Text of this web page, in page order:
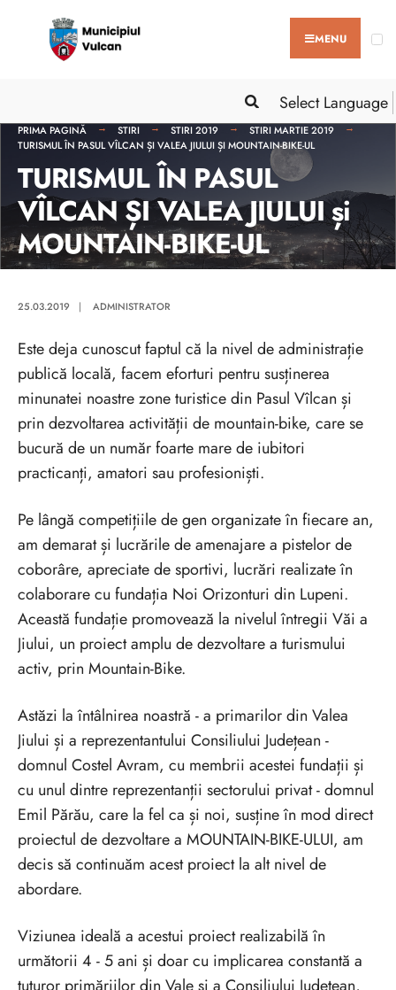
MENU
Select Language
PRIMA PAGINĂ STIRI STIRI 2019
STIRI MARTIE 2019
TURISMUL ÎN PASUL VÎLCAN ȘI VALEA JIULUI ȘI MOUNTAIN-BIKE-UL
TURISMUL ÎN PASUL
VÎLCAN ȘI VALEA JIULUI și
MOUNTAIN-BIKE-UL
25.03.2019 | ADMINISTRATOR
Este deja cunoscut faptul că la nivel de administrație
publică locală, facem eforturi pentru susținerea
minunatei noastre zone turistice din Pasul Vîlcan și
prin dezvoltarea activității de mountain-bike, care se
bucură de un număr foarte mare de iubitori
practicanți, amatori sau profesioniști.
Pe lângă competițiile de gen organizate în fiecare an,
am demarat și lucrările de amenajare a pistelor de
coborâre, apreciate de sportivi, lucrări realizate în
colaborare cu fundația Noi Orizonturi din Lupeni.
Această fundație promovează la nivelul întregii Văi a
Jiului, un proiect amplu de dezvoltare a turismului
activ, prin Mountain-Bike.
Astăzi la întâlnirea noastră - a primarilor din Valea
Jiului și a reprezentantului Consiliului Județean -
domnul Costel Avram, cu membrii acestei fundații și
cu unul dintre reprezentanții sectorului privat - domnul
Emil Părău, care la fel ca și noi, susține în mod direct
proiectul de dezvoltare a MOUNTAIN-BIKE-ULUI, am
decis să continuăm acest proiect la alt nivel de
abordare.
Viziunea ideală a acestui proiect realizabilă în
următorii 4 - 5 ani și doar cu implicarea constantă a